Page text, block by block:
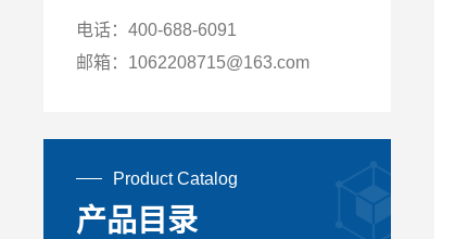
电话：400-688-6091
邮箱：1062208715@163.com
Product Catalog
产品目录